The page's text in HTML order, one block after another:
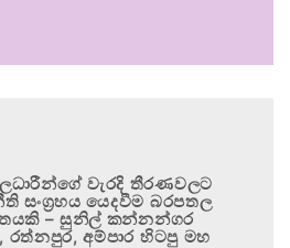
වැරදි තීරණවලට
සංග්‍රහය යෙදවීම බරපතල
– සුනිල් කන්නන්ගර
අම්පාර හිටපු මහ